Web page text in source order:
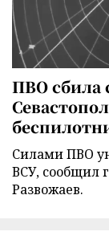
ПВО сбила
Силами ПВО
ВСУ, сообщил
Развожаев.